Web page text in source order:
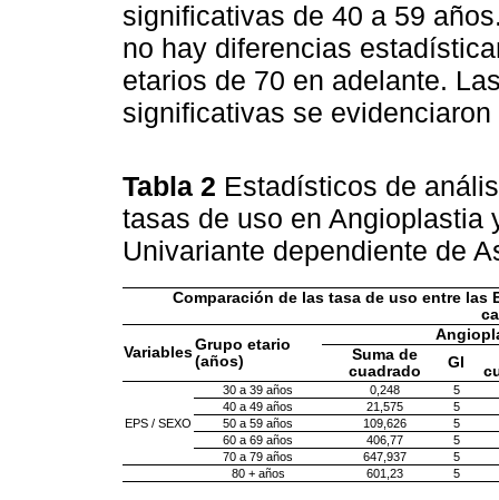
significativas de 40 a 59
no hay diferencias
etarios de 70 en adelante.
significativas se
Tabla 2 Estadísticos de
tasas de uso en Angioplastia
Univariante dependiente de
Comparación de las tasa de uso entre las
VariablesGrupo etario
(años)
Suma de
cuadrado
Gl
EPS / SEXO
30 a 39 años 0,248
5
40 a 49 años
21,575
5
50 a 59 años
109,626
5
60 a 69 años
406,77
5
70 a 79 años
647,937
5
80 + años
601,23 5